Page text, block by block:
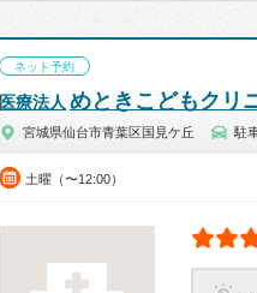
ネット予約
医療法人 めときこどもクリ
宮城県仙台市青葉区国見ケ丘 駐
土曜（〜12:00）